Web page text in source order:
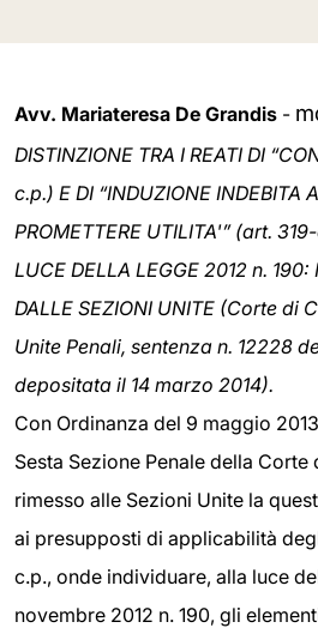
Avv. Mariateresa De Grandis -
DISTINZIONE TRA I REATI DI
c.p.) E DI “INDUZIONE INDEBITA
PROMETTERE UTILITA'” (art.
LUCE DELLA LEGGE 2012 n. 190:
DALLE SEZIONI UNITE (Corte di
Unite Penali, sentenza n. 12228
depositata il 14 marzo 2014).
Con Ordinanza del 9 maggio
Sesta Sezione Penale della Corte
rimesso alle Sezioni Unite la
ai presupposti di applicabilità
c.p., onde individuare, alla luce
novembre 2012 n. 190, gli